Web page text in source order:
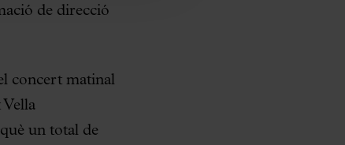
de direcció
concert matinal
un total de